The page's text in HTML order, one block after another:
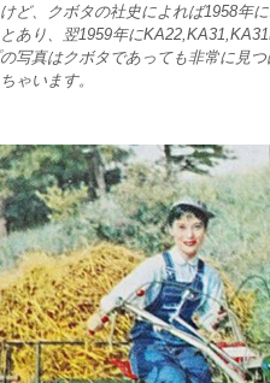
ど、クボタの社史によれば1958年
あり、翌1959年に
写真はクボタであっても非常に見
ゃいます。